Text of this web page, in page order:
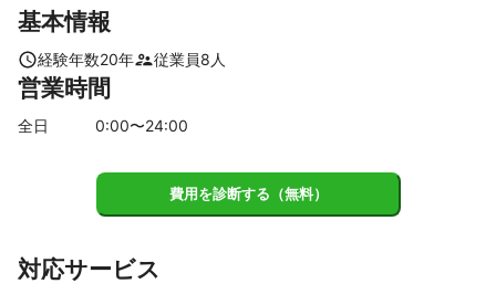
立川市
日野市
町田市
羽村市 八王子市
日の出町
【千葉県】
白井市 野田市 八千代市
我孫子市
印西市 千葉市 袖ケ浦市
佐倉市
【埼玉県】
基本情報
経験年数20年 従業員8 人
営業時間
全日 0:00〜24:00
費用を診断する（無料）
対応サービス